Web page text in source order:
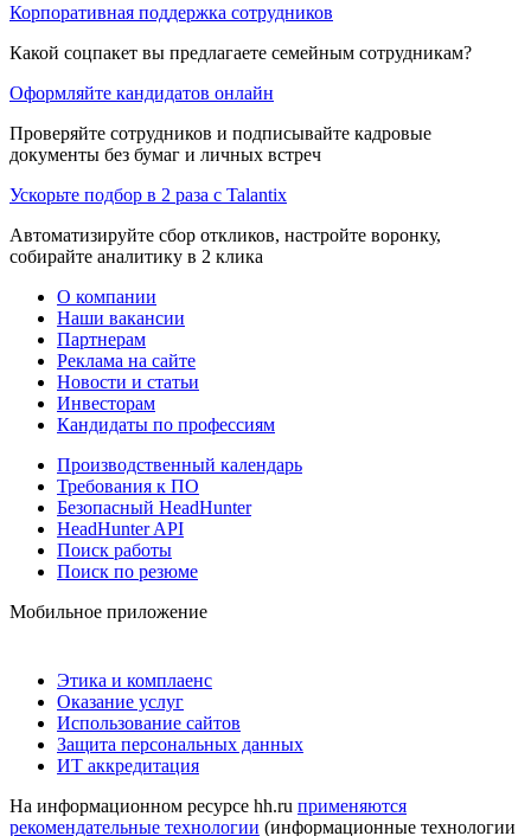
Корпоративная поддержка сотрудников
Какой соцпакет вы предлагаете семейным сотрудникам?
Оформляйте кандидатов онлайн
Проверяйте сотрудников и подписывайте кадровые
документы без бумаг и личных встреч
Ускорьте подбор в 2 раза с Talantix
Автоматизируйте сбор откликов, настройте воронку,
собирайте аналитику в 2 клика
О компании
Наши вакансии
Партнерам
Реклама на сайте
Новости и статьи
Инвесторам
Кандидаты по профессиям
Производственный календарь
Требования к ПО
Безопасный HeadHunter
HeadHunter API
Поиск работы
Поиск по резюме
Мобильное приложение
Этика и комплаенс
Оказание услуг
Использование сайтов
Защита персональных данных
ИТ аккредитация
На информационном ресурсе hh.ru применяются
рекомендательные технологии (информационные технологии